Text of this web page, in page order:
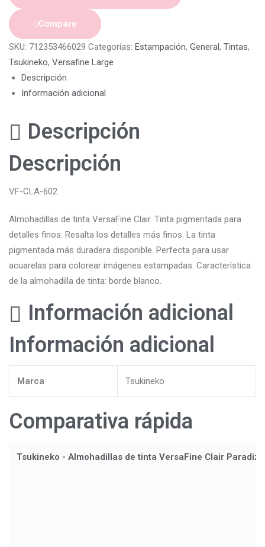
Compare
SKU: 712353466029 Categorías: Estampación, General, Tintas,
Tsukineko, Versafine Large
Descripción
Información adicional
Descripción
Descripción
VF-CLA-602
Almohadillas de tinta VersaFine Clair. Tinta pigmentada para
detalles finos. Resalta los detalles más finos. La tinta
pigmentada más duradera disponible. Perfecta para usar
acuarelas para colorear imágenes estampadas. Característica
de la almohadilla de tinta: borde blanco.
Información adicional
Información adicional
Marca Tsukineko
Comparativa rápida
Tsukineko - Almohadillas de tinta VersaFine Clair Paradize